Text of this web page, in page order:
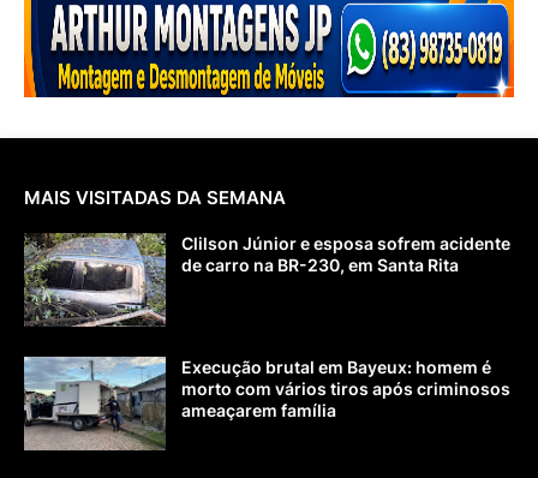
MAIS VISITADAS DA SEMANA
Clilson Júnior e esposa sofrem acidente
de carro na BR-230, em Santa Rita
Execução brutal em Bayeux: homem é
morto com vários tiros após criminosos
ameaçarem família